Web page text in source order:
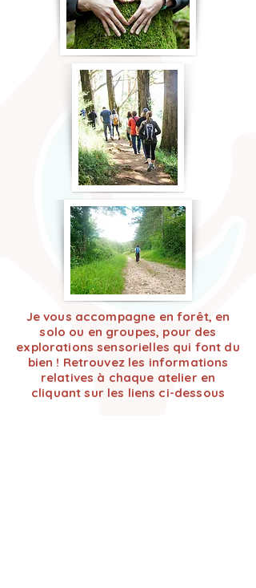
Je vous accompagne en forêt, en
solo ou en groupes, pour des
explorations sensorielles qui font du
bien ! Retrouvez les informations
relatives à chaque atelier en
cliquant sur les liens ci-dessous